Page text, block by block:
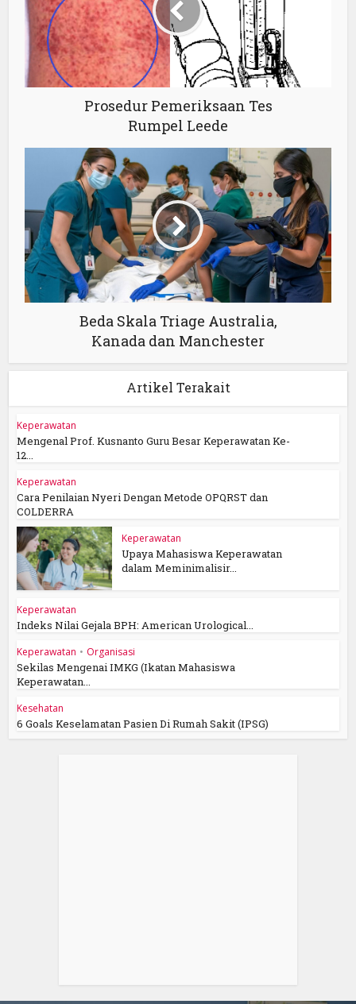
Prosedur Pemeriksaan Tes
Rumpel Leede
Beda Skala Triage Australia,
Kanada dan Manchester
Artikel Terakait
Keperawatan
Mengenal Prof. Kusnanto Guru Besar Keperawatan Ke-
12...
Keperawatan
Cara Penilaian Nyeri Dengan Metode OPQRST dan
COLDERRA
Keperawatan
Upaya Mahasiswa Keperawatan
dalam Meminimalisir...
Keperawatan
Indeks Nilai Gejala BPH: American Urological...
Keperawatan • Organisasi
Sekilas Mengenai IMKG (Ikatan Mahasiswa
Keperawatan...
Kesehatan
6 Goals Keselamatan Pasien Di Rumah Sakit (IPSG)